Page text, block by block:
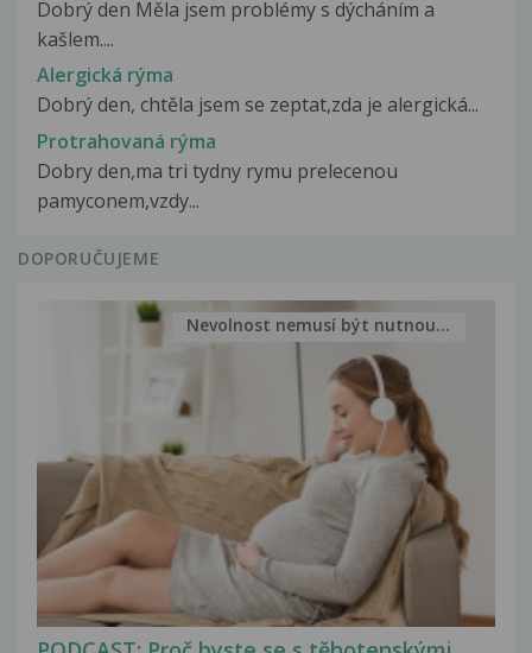
Dobrý den Měla jsem problémy s dýcháním a
kašlem....
Alergická rýma
Dobrý den, chtěla jsem se zeptat,zda je alergická...
Protrahovaná rýma
Dobry den,ma tri tydny rymu prelecenou
pamyconem,vzdy...
DOPORUČUJEME
Nevolnost nemusí být nutnou...